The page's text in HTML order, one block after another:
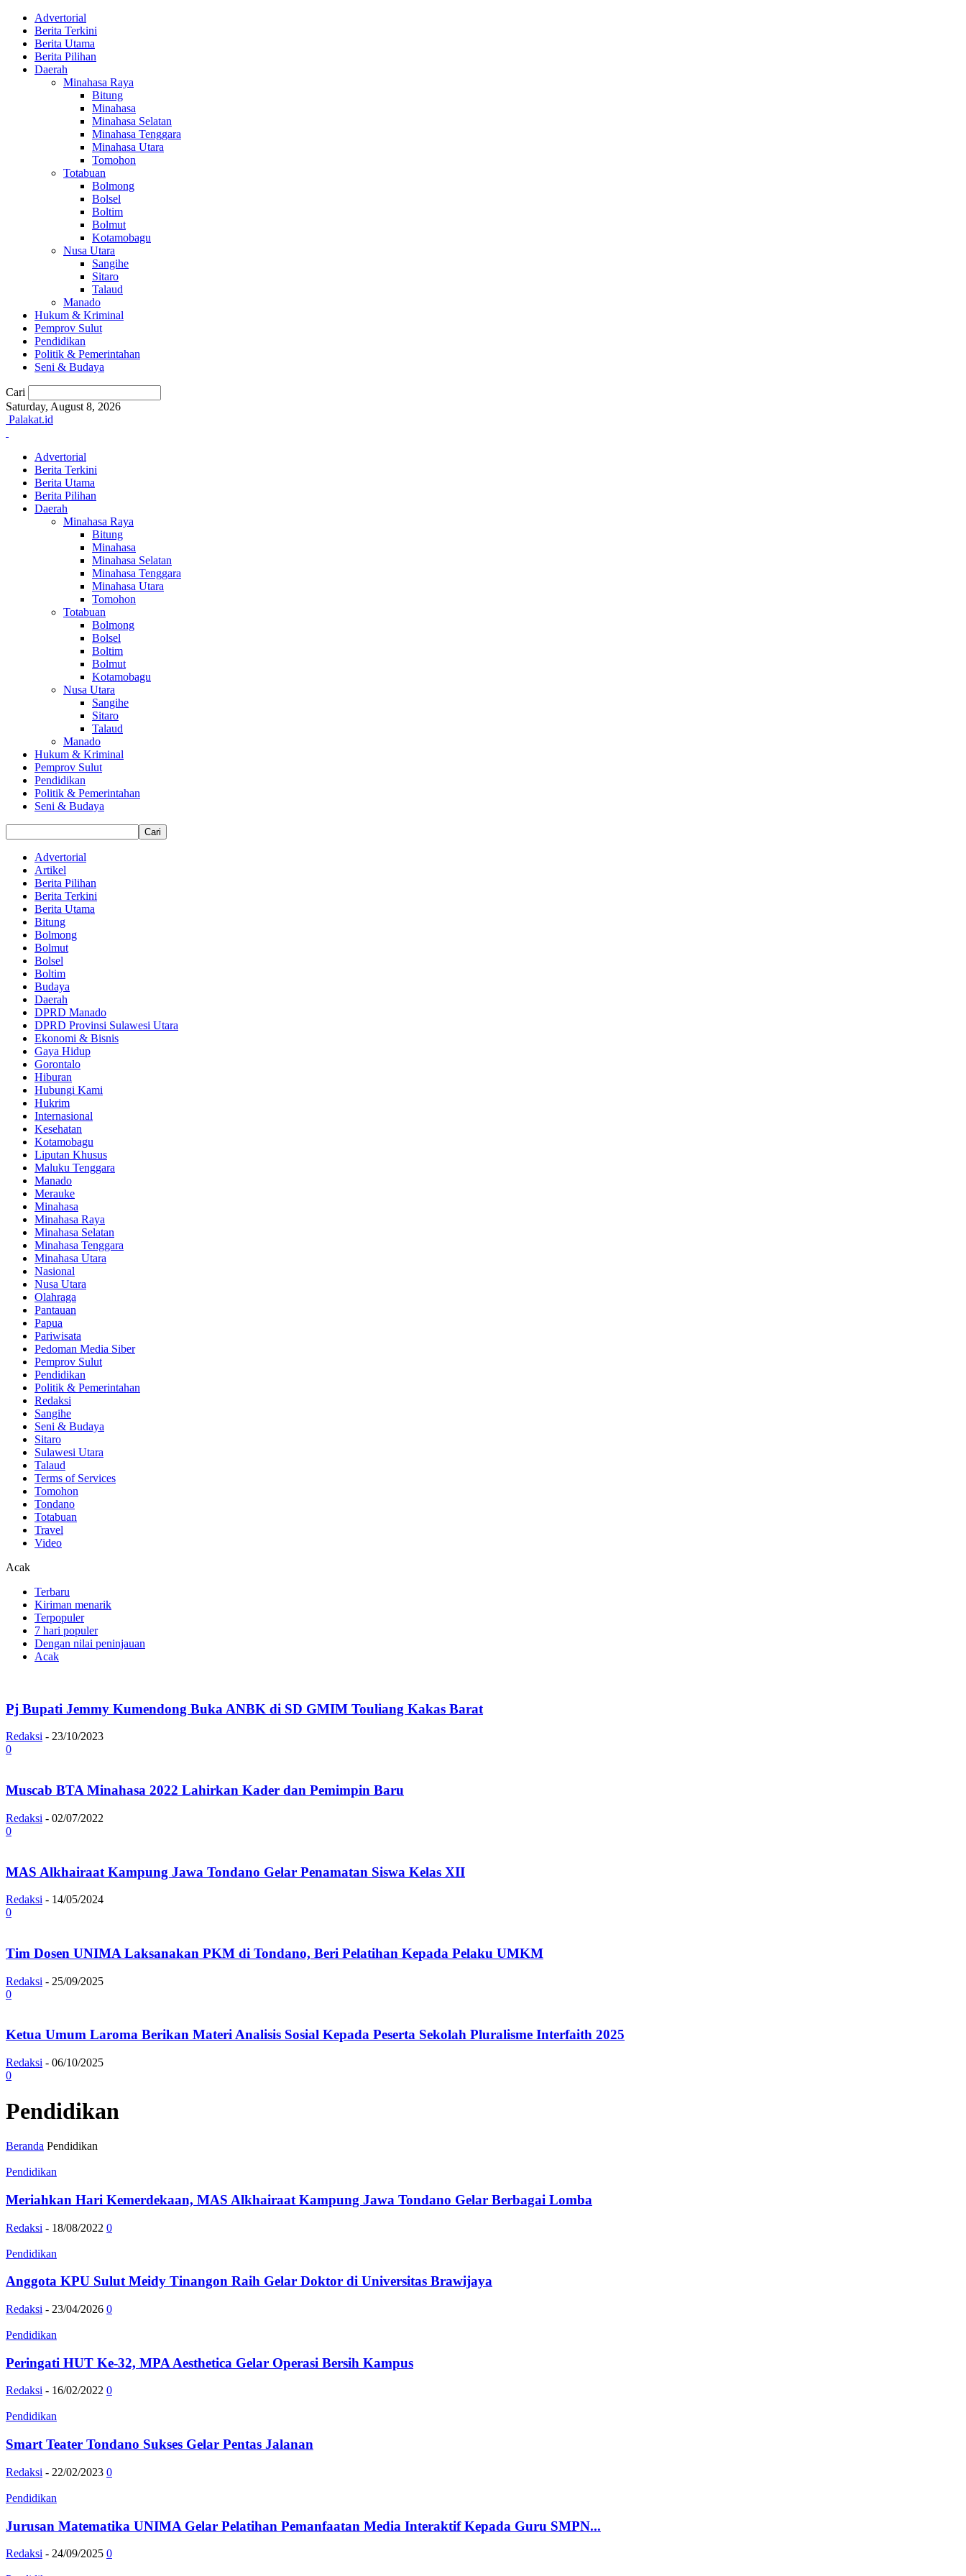
Advertorial
Berita Terkini
Berita Utama
Berita Pilihan
Daerah
Minahasa Raya
Bitung
Minahasa
Minahasa Selatan
Minahasa Tenggara
Minahasa Utara
Tomohon
Totabuan
Bolmong
Bolsel
Boltim
Bolmut
Kotamobagu
Nusa Utara
Sangihe
Sitaro
Talaud
Manado
Hukum & Kriminal
Pemprov Sulut
Pendidikan
Politik & Pemerintahan
Seni & Budaya
Cari
Saturday, August 8, 2026
Palakat.id
Advertorial
Berita Terkini
Berita Utama
Berita Pilihan
Daerah
Minahasa Raya
Bitung
Minahasa
Minahasa Selatan
Minahasa Tenggara
Minahasa Utara
Tomohon
Totabuan
Bolmong
Bolsel
Boltim
Bolmut
Kotamobagu
Nusa Utara
Sangihe
Sitaro
Talaud
Manado
Hukum & Kriminal
Pemprov Sulut
Pendidikan
Politik & Pemerintahan
Seni & Budaya
Advertorial
Artikel
Berita Pilihan
Berita Terkini
Berita Utama
Bitung
Bolmong
Bolmut
Bolsel
Boltim
Budaya
Daerah
DPRD Manado
DPRD Provinsi Sulawesi Utara
Ekonomi & Bisnis
Gaya Hidup
Gorontalo
Hiburan
Hubungi Kami
Hukrim
Internasional
Kesehatan
Kotamobagu
Liputan Khusus
Maluku Tenggara
Manado
Merauke
Minahasa
Minahasa Raya
Minahasa Selatan
Minahasa Tenggara
Minahasa Utara
Nasional
Nusa Utara
Olahraga
Pantauan
Papua
Pariwisata
Pedoman Media Siber
Pemprov Sulut
Pendidikan
Politik & Pemerintahan
Redaksi
Sangihe
Seni & Budaya
Sitaro
Sulawesi Utara
Talaud
Terms of Services
Tomohon
Tondano
Totabuan
Travel
Video
Acak
Terbaru
Kiriman menarik
Terpopuler
7 hari populer
Dengan nilai peninjauan
Acak
Pj Bupati Jemmy Kumendong Buka ANBK di SD GMIM Touliang Kakas Barat
Redaksi - 23/10/2023
0
Muscab BTA Minahasa 2022 Lahirkan Kader dan Pemimpin Baru
Redaksi - 02/07/2022
0
MAS Alkhairaat Kampung Jawa Tondano Gelar Penamatan Siswa Kelas XII
Redaksi - 14/05/2024
0
Tim Dosen UNIMA Laksanakan PKM di Tondano, Beri Pelatihan Kepada Pelaku UMKM
Redaksi - 25/09/2025
0
Ketua Umum Laroma Berikan Materi Analisis Sosial Kepada Peserta Sekolah Pluralisme Interfaith 2025
Redaksi - 06/10/2025
0
Pendidikan
Beranda Pendidikan
Pendidikan
Meriahkan Hari Kemerdekaan, MAS Alkhairaat Kampung Jawa Tondano Gelar Berbagai Lomba
Redaksi - 18/08/2022 0
Pendidikan
Anggota KPU Sulut Meidy Tinangon Raih Gelar Doktor di Universitas Brawijaya
Redaksi - 23/04/2026 0
Pendidikan
Peringati HUT Ke-32, MPA Aesthetica Gelar Operasi Bersih Kampus
Redaksi - 16/02/2022 0
Pendidikan
Smart Teater Tondano Sukses Gelar Pentas Jalanan
Redaksi - 22/02/2023 0
Pendidikan
Jurusan Matematika UNIMA Gelar Pelatihan Pemanfaatan Media Interaktif Kepada Guru SMPN...
Redaksi - 24/09/2025 0